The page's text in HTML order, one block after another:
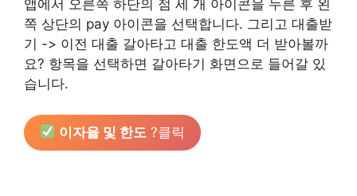
앱에서 오른쪽 하단의 점 세 개 아이콘을 누른 후 왼
쪽 상단의 pay 아이콘을 선택합니다. 그리고 대출받
기 -> 이전 대출 갈아타고 대출 한도액 더 받아볼까
요? 항목을 선택하면 갈아타기 화면으로 들어갈 있
습니다.
이자율 및 한도 ?클릭